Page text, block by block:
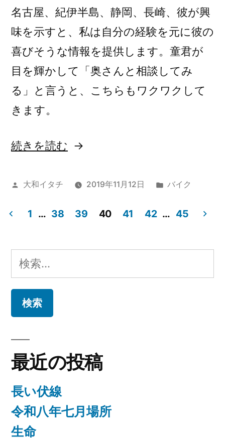
名古屋、紀伊半島、静岡、長崎、彼が興
味を示すと、私は自分の経験を元に彼の
喜びそうな情報を提供します。童君が
目を輝かして「奥さんと相談してみ
る」と言うと、こちらもワクワクして
きます。
“秋
ツ
グ”
の
続きを読む
投
者:
大和イタチ 2019年11月12日
カ
バイク
の
ー
ジ
送
り
1 … 38 39 40 41 42 … 45
検
索:
最近の投稿
長い伏線
令和八年七月場所
生命